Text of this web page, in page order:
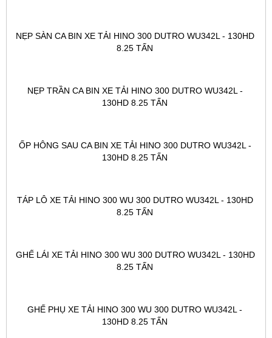
NẸP SÀN CA BIN XE TẢI HINO 300 DUTRO WU342L - 130HD
8.25 TẤN
NẸP TRẦN CA BIN XE TẢI HINO 300 DUTRO WU342L -
130HD 8.25 TẤN
ỐP HÔNG SAU CA BIN XE TẢI HINO 300 DUTRO WU342L -
130HD 8.25 TẤN
TÁP LÔ XE TẢI HINO 300 WU 300 DUTRO WU342L - 130HD
8.25 TẤN
GHẾ LÁI XE TẢI HINO 300 WU 300 DUTRO WU342L - 130HD
8.25 TẤN
GHẾ PHỤ XE TẢI HINO 300 WU 300 DUTRO WU342L -
130HD 8.25 TẤN